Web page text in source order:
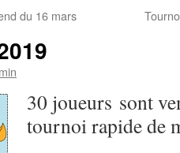
du 16 mars
30 joueurs sont
tournoi rapide de